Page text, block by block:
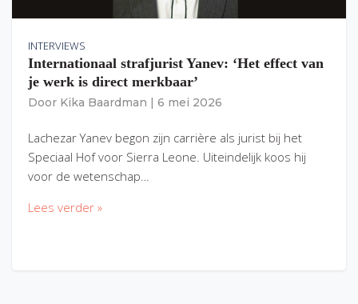
INTERVIEWS
Internationaal strafjurist Yanev: ‘Het effect van
je werk is direct merkbaar’
Door Kika Baardman 6 mei 2026
Lachezar Yanev begon zijn carrière als jurist bij het
Speciaal Hof voor Sierra Leone. Uiteindelijk koos hij
voor de wetenschap…
Lees verder »